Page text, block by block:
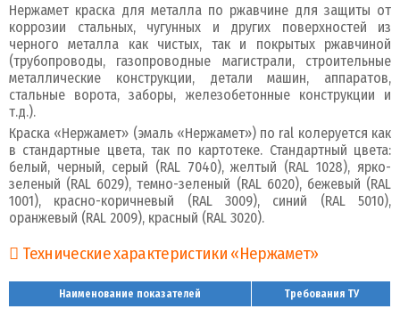
Нержамет краска для металла по ржавчине для защиты от
коррозии стальных, чугунных и других поверхностей из
черного металла как чистых, так и покрытых ржавчиной
(трубопроводы, газопроводные магистрали, строительные
металлические конструкции, детали машин, аппаратов,
стальные ворота, заборы, железобетонные конструкции и
т.д.).
Краска «Нержамет» (эмаль «Нержамет») по ral колеруется как
в стандартные цвета, так по картотеке. Стандартный цвета:
белый, черный, серый (RAL 7040), желтый (RAL 1028), ярко-
зеленый (RAL 6029), темно-зеленый (RAL 6020), бежевый (RAL
1001), красно-коричневый (RAL 3009), синий (RAL 5010),
оранжевый (RAL 2009), красный (RAL 3020).
Технические характеристики «Нержамет»
Наименование показателей
Требования ТУ